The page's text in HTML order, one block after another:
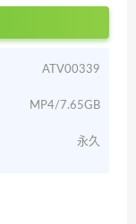
ATV00339
MP4/7.65GB
永久